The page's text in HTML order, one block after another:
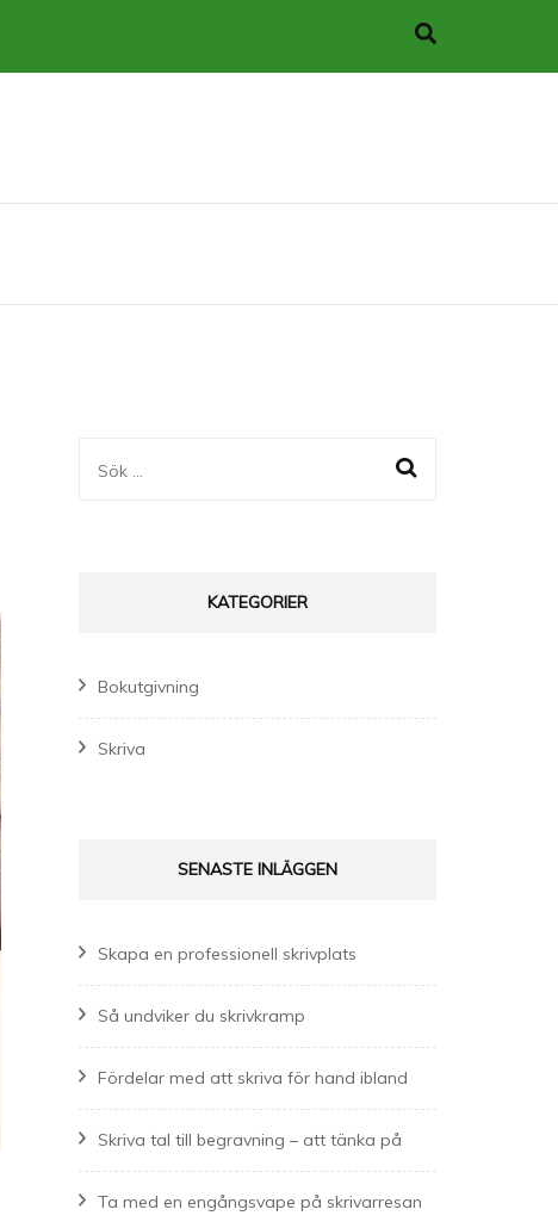
Sök
KATEGORIER
Bokutgivning
Skriva
SENASTE INLÄGGEN
Skapa en professionell skrivplats
Så undviker du skrivkramp
Fördelar med att skriva för hand ibland
Skriva tal till begravning – att tänka på
Ta med en engångsvape på skrivarresan